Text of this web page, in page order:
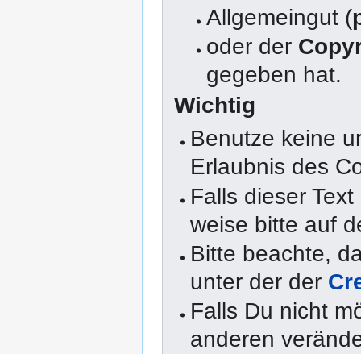
Allgemeingut (
oder der
gegeben hat.
Wichtig
Benutze keine
Erlaubnis des
Falls dieser
weise bitte auf
Bitte beachte,
unter der der
Falls Du nicht
anderen